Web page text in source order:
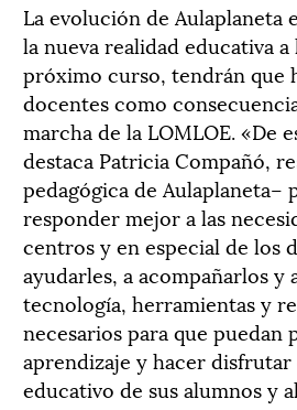
La evolución de Aulaplaneta
la nueva realidad educativa
próximo curso, tendrán que
docentes como
marcha de la LOMLOE. «De
destaca Patricia Compañó,
pedagógica de Aulaplaneta­­–
responder mejor a las
centros y en especial de los
ayudarles, a acompañarlos y
tecnología, herramientas y
necesarios para que puedan
aprendizaje y hacer
educativo de sus alumnos y